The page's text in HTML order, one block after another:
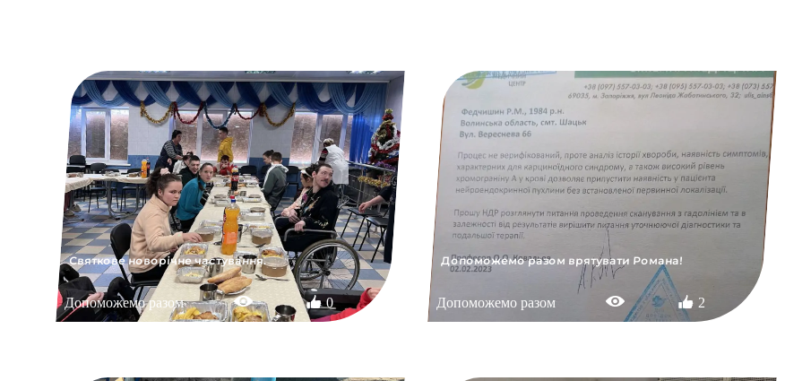
Святкове новорічне частування.
Допоможемо разом 0
Допоможемо разом врятувати Романа!
Допоможемо разом 2